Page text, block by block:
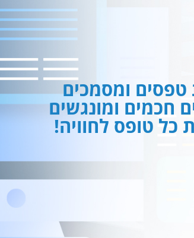
ומסמכים
חכמים ומונגשים
כל טופס לחוויה!